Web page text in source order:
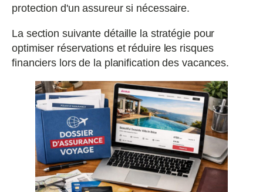
protection d'un assureur si nécessaire.
La section suivante détaille la stratégie pour
optimiser réservations et réduire les risques
financiers lors de la planification des vacances.